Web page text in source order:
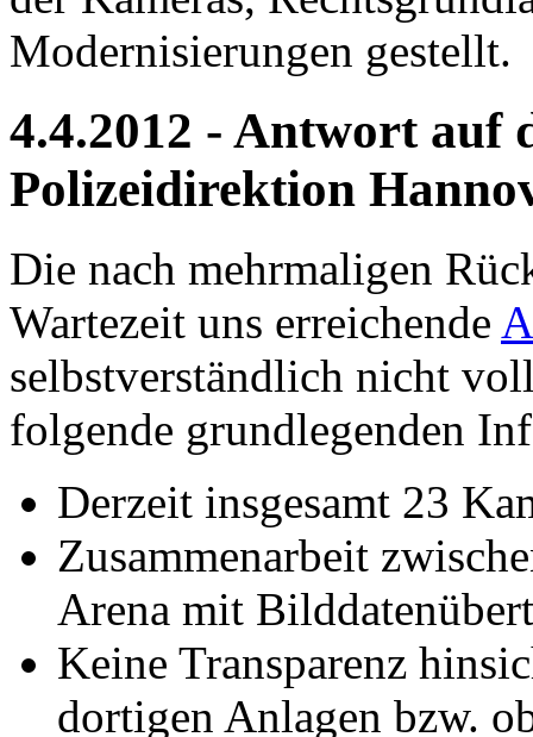
Modernisierungen gestellt.
4.4.2012 - Antwort auf
Polizeidirektion
Die nach mehrmaligen
Wartezeit uns erreichende
selbstverständlich nicht
folgende grundlegenden
Derzeit insgesamt 23
Zusammenarbeit
Arena mit
Keine Transparenz
dortigen Anlagen bzw.